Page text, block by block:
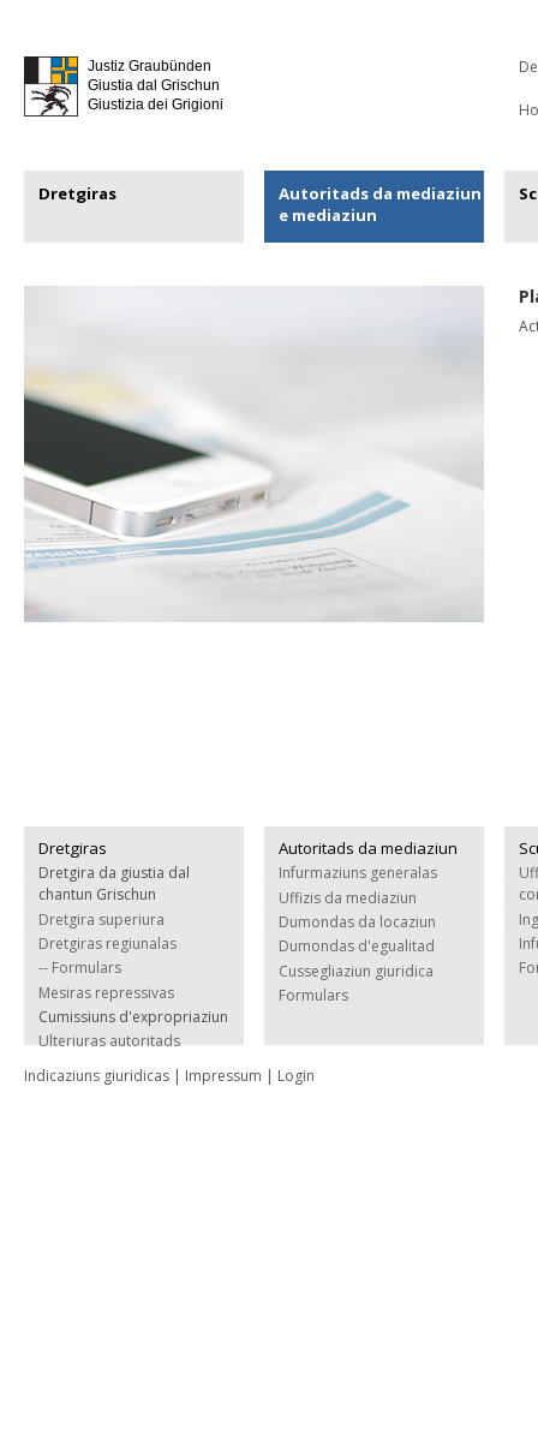
Justiz Graubünden
Giustia dal Grischun
Giustizia dei Grigioni
Dretgiras
Autoritads da mediaziun
e mediaziun
Dretgiras
Dretgira da giustia dal
chantun Grischun
Dretgira superiura
Dretgiras regiunalas
-- Formulars
Mesiras repressivas
Cumissiuns d'expropriaziun
Ulteriuras autoritads
Autoritads da mediaziun
Infurmaziuns generalas
Uffizis da mediaziun
Dumondas da locaziun
Dumondas d'egualitad
Cussegliaziun giuridica
Formulars
Indicaziuns giuridicas | Impressum | Login